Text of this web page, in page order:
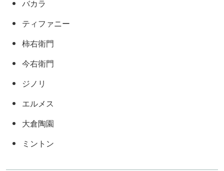
バカラ
ティファニー
柿右衛門
今右衛門
ジノリ
エルメス
大倉陶園
ミントン